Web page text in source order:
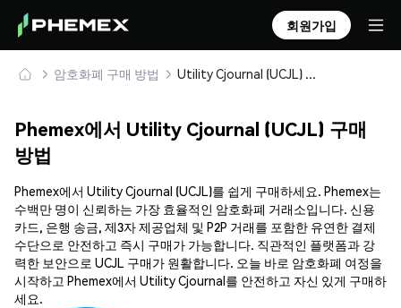
회원가입
암호화폐 구매 방법 Utility Cjournal (UCJL) 안전하게 구매 및 보관
Phemex에서 Utility Cjournal (UCJL) 구매
방법
Phemex에서 Utility Cjournal (UCJL)를 쉽게 구매하세요. Phemex는
수백만 명이 신뢰하는 가장 효율적인 암호화폐 거래소입니다. 신용
카드, 은행 송금, 제3자 제공업체 및 P2P 거래를 포함한 유연한 결제
수단으로 안전하고 즉시 구매가 가능합니다. 직관적인 플랫폼과 강
력한 보안으로 UCJL 구매가 원활합니다. 오늘 바로 암호화폐 여정을
시작하고 Phemex에서 Utility Cjournal를 안전하고 자신 있게 구매하
세요.